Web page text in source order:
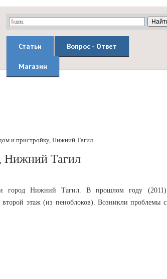
Статьи Вопрос - Ответ
Магазин
и пристройку, Нижний Тагил
Нижний Тагил
город Нижний Тагил. В прошлом году (2011)
этаж (из пеноблоков). Возникли проблемы с